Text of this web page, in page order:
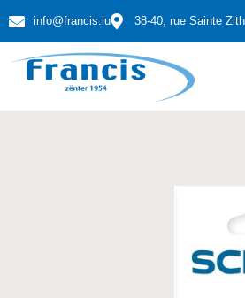
info@francis.lu 38-40, rue Sainte